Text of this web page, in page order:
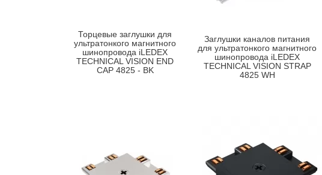
Торцевые заглушки для
ультратонкого магнитного
шинопровода iLEDEX
TECHNICAL VISION END
CAP 4825 - BK
Заглушки каналов питания
для ультратонкого магнитного
шинопровода iLEDEX
TECHNICAL VISION STRAP
4825 WH